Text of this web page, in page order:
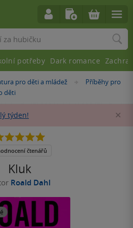
pro děti a mládež »Příběhy pro
děti
týden!
Kluk
Roald Dahl
čtenářů
potřeby Dark romance